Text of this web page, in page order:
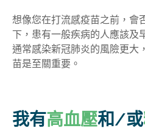
想像您在打流感疫苗之前，會
下，患有一般疾病的人應該及
通常感染新冠肺炎的風險更大
苗是至關重要。
我有高血壓和/或